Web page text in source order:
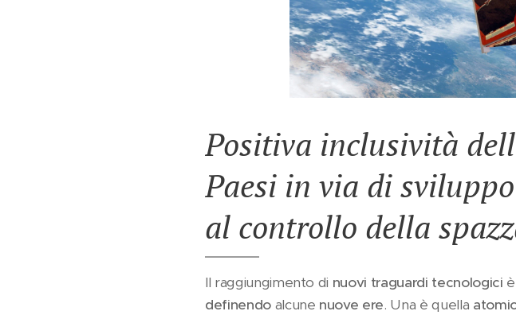
Positiva inclusività
Paesi in via di
al controllo della
Il raggiungimento di nuovi traguardi tecnologici
definendoalcune nuove ere. Una è quella